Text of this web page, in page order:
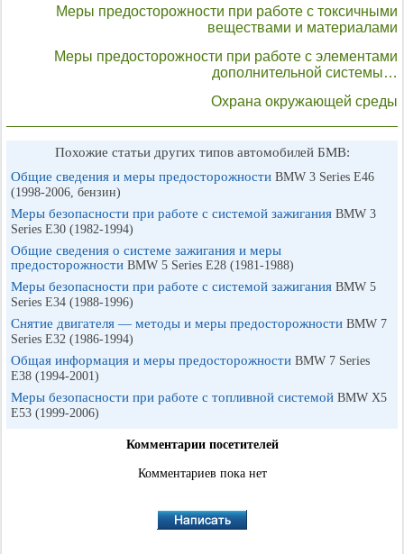
Меры предосторожности при работе с токсичными
веществами и материалами
Меры предосторожности при работе с элементами
дополнительной системы…
Охрана окружающей среды
Похожие статьи других типов автомобилей БМВ:
Общие сведения и меры предосторожности BMW 3 Series E46
(1998-2006, бензин)
Меры безопасности при работе с системой зажигания BMW 3
Series E30 (1982-1994)
Общие сведения о системе зажигания и меры
предосторожности BMW 5 Series E28 (1981-1988)
Меры безопасности при работе с системой зажигания BMW 5
Series E34 (1988-1996)
Снятие двигателя — методы и меры предосторожности BMW 7
Series E32 (1986-1994)
Общая информация и меры предосторожности BMW 7 Series
E38 (1994-2001)
Меры безопасности при работе с топливной системой BMW X5
E53 (1999-2006)
Комментарии посетителей
Комментариев пока нет